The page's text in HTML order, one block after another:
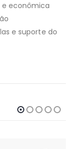
econômica
e suporte do